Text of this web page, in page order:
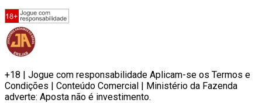
+18 | Jogue com responsabilidade Aplicam-se os Termos e
Condições | Conteúdo Comercial | Ministério da Fazenda
adverte: Aposta não é investimento.